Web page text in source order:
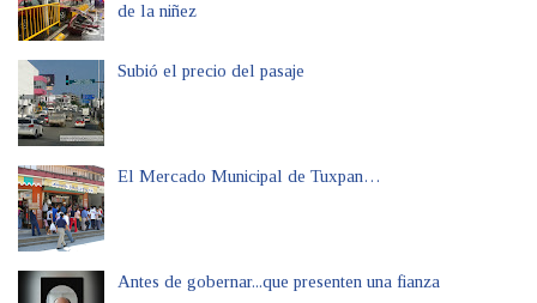
de la niñez
Subió el precio del pasaje
El Mercado Municipal de Tuxpan…
Antes de gobernar...que presenten una fianza